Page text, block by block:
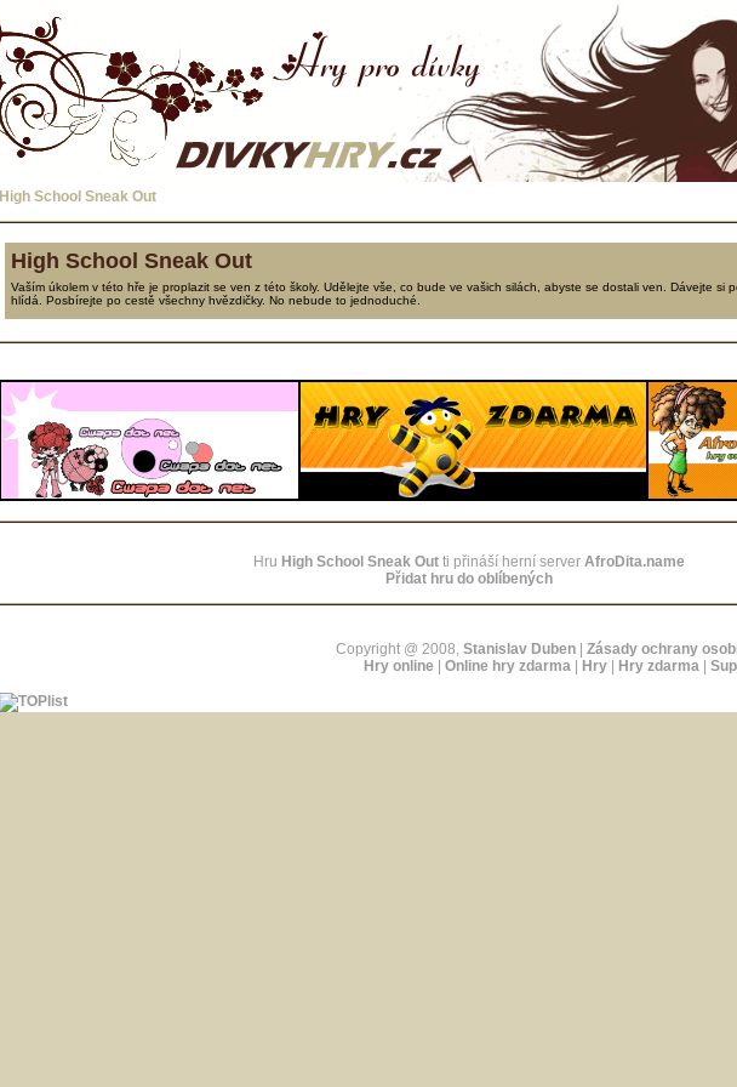
High School Sneak Out
High School Sneak Out
Vaším úkolem v této hře je proplazit se ven z této školy. Udělejte vše, co bude ve vašich silách, abyste se dostali ven. Dávejte si
hlídá. Posbírejte po cestě všechny hvězdičky. No nebude to jednoduché.
Hru High School Sneak Outti přináší herní server AfroDita.name
Přidat hru do oblíbených
Copyright @ 2008, Stanislav Duben Zásady ochrany
Hry online
Online hry zdarma Hry Hry zdarma